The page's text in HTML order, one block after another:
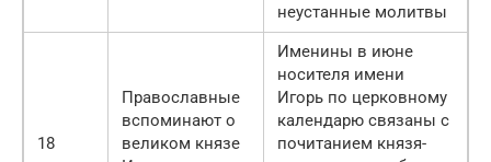
неустанные молитвы
18
Православные
вспоминают о
великом князе
Именины в июне
носителя имени
Игорь по церковному
календарю связаны с
почитанием князя-